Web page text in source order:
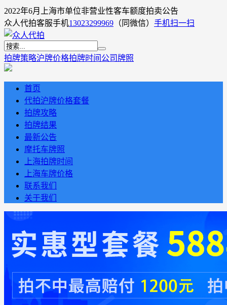
2022年6月上海市单位非营业性客车额度拍卖公告
众人代拍客服手机13023299969 （同微信） 手机扫一扫
拍牌策略沪牌价格拍牌时间 公司牌照
首页
代拍沪牌价格套餐
拍牌攻略
拍牌结果
最新公告
摩托车牌照
上海拍牌时间
上海车牌价格
联系我们
关于我们